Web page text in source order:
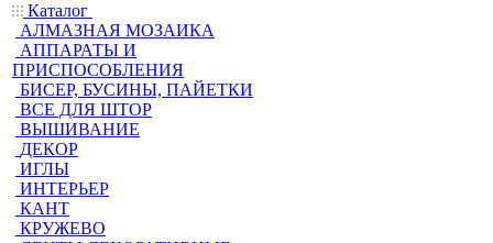
Каталог
АЛМАЗНАЯ МОЗАИКА
АППАРАТЫ И
ПРИСПОСОБЛЕНИЯ
БИСЕР, БУСИНЫ, ПАЙЕТКИ
ВСЕ ДЛЯ ШТОР
ВЫШИВАНИЕ
ДЕКОР
ИГЛЫ
ИНТЕРЬЕР
КАНТ
КРУЖЕВО